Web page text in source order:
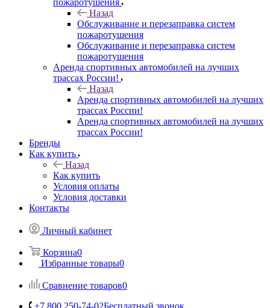
пожаротушения
Назад
Обслуживание и перезаправка систем
пожаротушения
Обслуживание и перезаправка систем
пожаротушения
Аренда спортивных автомобилей на лучших
трассах России!
Назад
Аренда спортивных автомобилей на лучших
трассах России!
Аренда спортивных автомобилей на лучших
трассах России!
Бренды
Как купить
Назад
Как купить
Условия оплаты
Условия доставки
Контакты
Личный кабинет
Корзина0
Избранные товары0
Сравнение товаров0
+7 800 250-74-02Бесплатный звонок